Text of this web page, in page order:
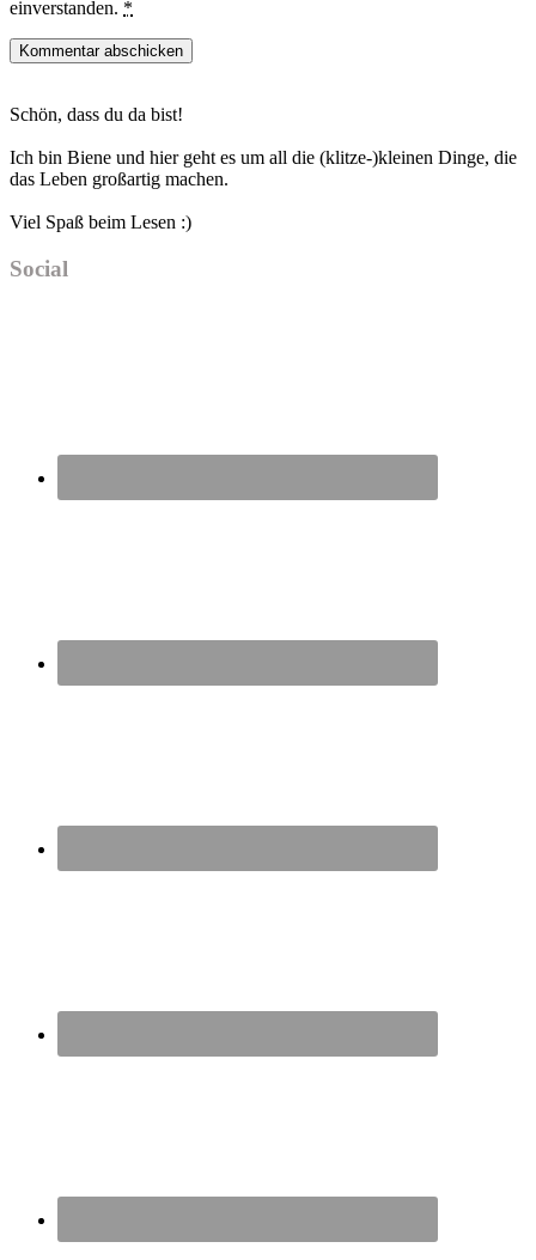
einverstanden. *
Sidebar
Schön, dass du da bist!
Ich bin Biene und hier geht es um all die (klitze-)kleinen Dinge, die
das Leben großartig machen.
Viel Spaß beim Lesen :)
Social